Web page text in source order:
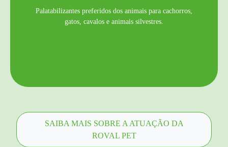
Palatabilizantes preferidos dos animais para cachorros,
gatos, cavalos e animais silvestres.
SAIBA MAIS SOBRE A ATUAÇÃO DA
ROVAL PET